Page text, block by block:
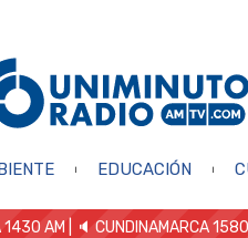
EDUCACIÓN
1430 AM | 🔈 CUNDINAMARCA